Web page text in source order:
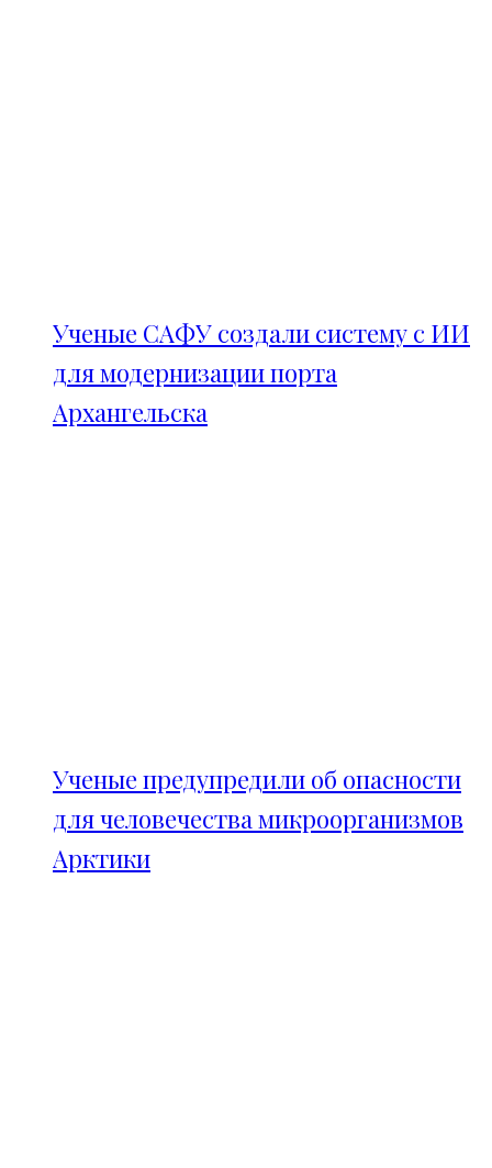
Ученые САФУ создали систему с ИИ
для модернизации порта
Архангельска
Ученые предупредили об опасности
для человечества микроорганизмов
Арктики